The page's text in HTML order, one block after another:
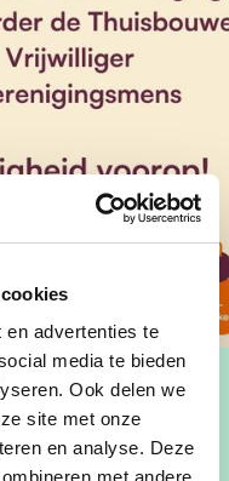
en advertenties te
media te bieden
Ook delen we
site met onze
en analyse. Deze
met andere